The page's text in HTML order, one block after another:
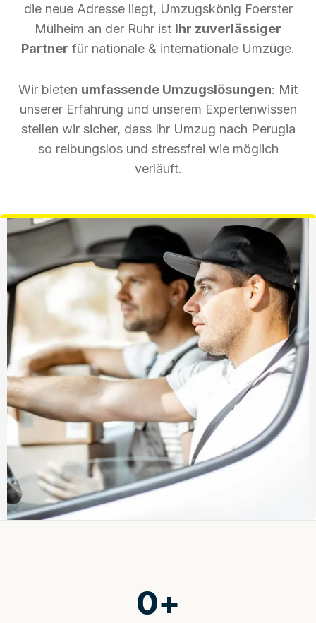
die neue Adresse liegt, Umzugskönig Foerster
Mülheim an der Ruhr ist Ihr zuverlässiger
Partner für nationale & internationale Umzüge.
Wir bieten umfassende Umzugslösungen: Mit
unserer Erfahrung und unserem Expertenwissen
stellen wir sicher, dass Ihr Umzug nach Perugia
so reibungslos und stressfrei wie möglich
verläuft.
0+